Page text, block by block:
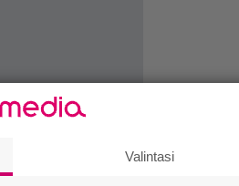
Valintasi